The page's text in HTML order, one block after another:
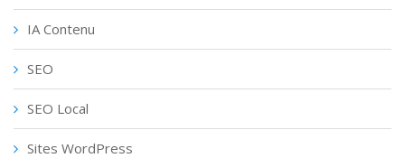
IA Contenu
SEO
SEO Local
Sites WordPress